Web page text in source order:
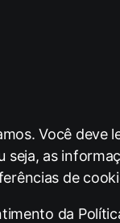
Você deve
as
de
da